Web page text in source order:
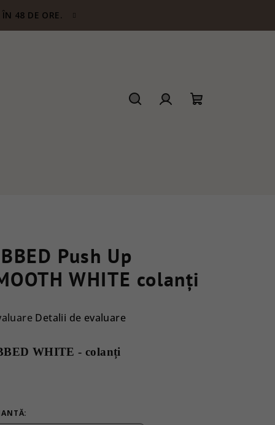
ÎN 48 DE ORE.
Push Up
WHITE colanți
Detalii de evaluare
WHITE - colanți